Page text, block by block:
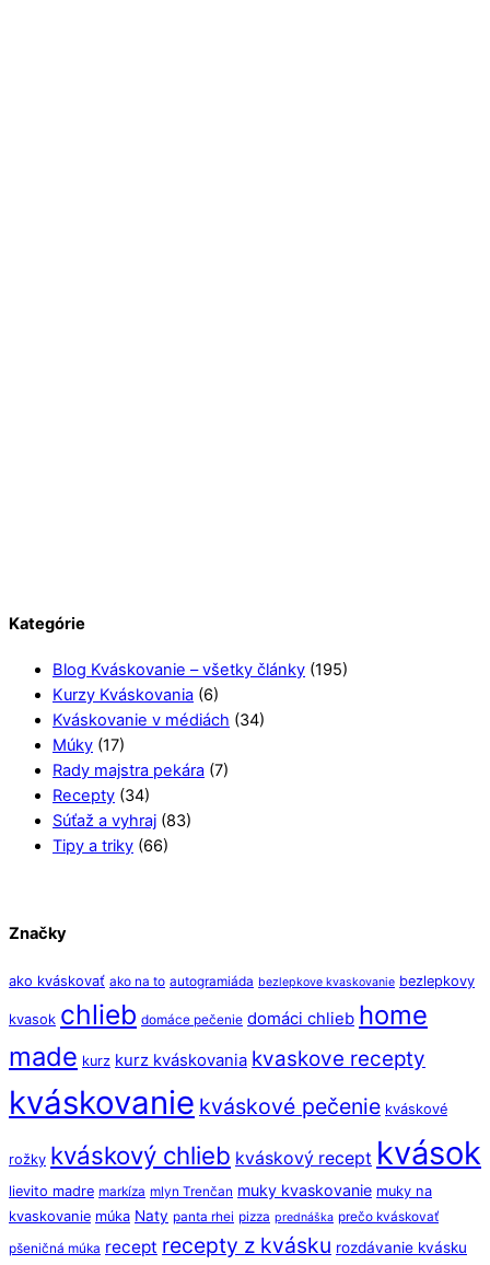
Kategórie
Blog Kváskovanie – všetky články (195)
Kurzy Kváskovania (6)
Kváskovanie v médiách (34)
Múky (17)
Rady majstra pekára (7)
Recepty (34)
Súťaž a vyhraj (83)
Tipy a triky (66)
Značky
ako kváskovať ako na to autogramiáda bezlepkove kvaskovanie bezlepkovy
kvasok chlieb domáce pečenie domáci chlieb home
made kurz kurz kváskovania kvaskove recepty
kváskovanie kváskové pečenie kváskové
rožky kváskový chlieb kváskový recept kvások
lievito madre markíza mlyn Trenčan muky kvaskovanie muky na
kvaskovanie múka Naty panta rhei pizza prednáška prečo kváskovať
pšeničná múka recept recepty z kvásku rozdávanie kvásku